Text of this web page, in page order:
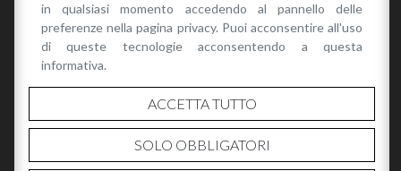
CATALOGO RENATO ANGI PRIMAVERA/ESTATE 2026
in qualsiasi momento accedendo al pannello delle
preferenze nella pagina privacy. Puoi acconsentire all'uso
di queste tecnologie acconsentendo a questa
informativa.
ACCETTA TUTTO
SOLO OBBLIGATORI